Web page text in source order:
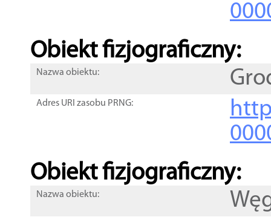
Obiekt fizjograficzny:
Nazwa obiektu:
Adres URI zasobu PRNG:
Obiekt fizjograficzny:
Nazwa obiektu: